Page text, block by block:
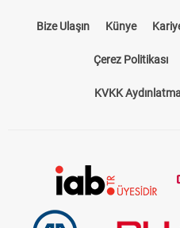
Çerez Politikası
KVKK